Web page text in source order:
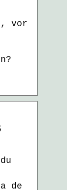
vor
de